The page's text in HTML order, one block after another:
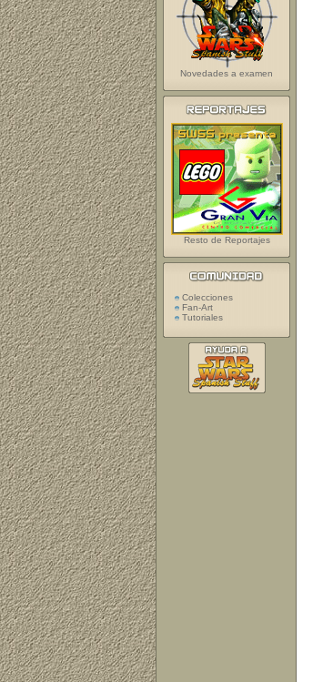
Novedades a examen
Resto de Reportajes
Colecciones
Fan-Art
Tutoriales